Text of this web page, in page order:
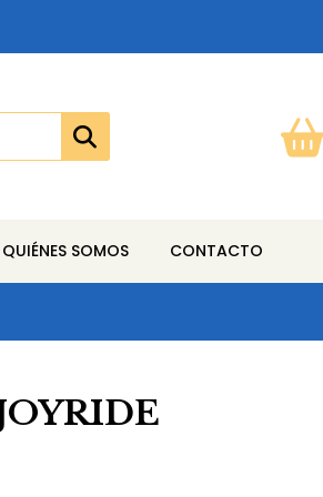
QUIÉNES SOMOS CONTACTO